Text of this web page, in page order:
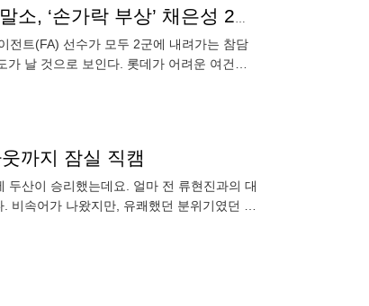
롯데 ‘170억 FA’ 전원 2군행 굴욕… 타격 부진 유강남까지 말소, ‘손가락 부상’ 채은성 2군행
전트(FA) 선수가 모두 2군에 내려가는 참담
날 것으로 보인다. 롯데가 어려운 여건을
까지 잠실 직캠
요. 얼마 전 류현진과의 대
속어가 나왔지만, 유쾌했던 분위기였던 그